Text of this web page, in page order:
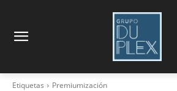
Etiquetas Premiumización